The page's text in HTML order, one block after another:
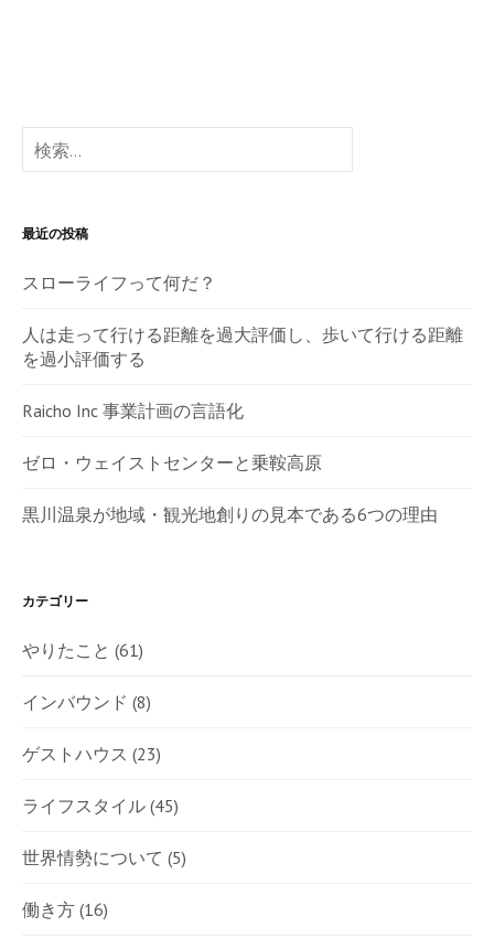
検
索:
最近の投稿
スローライフって何だ？
人は走って行ける距離を過大評価し、歩いて行ける距離
を過小評価する
Raicho Inc 事業計画の言語化
ゼロ・ウェイストセンターと乗鞍高原
黒川温泉が地域・観光地創りの見本である6つの理由
カテゴリー
やりたこと (61)
インバウンド (8)
ゲストハウス (23)
ライフスタイル (45)
世界情勢について (5)
働き方 (16)